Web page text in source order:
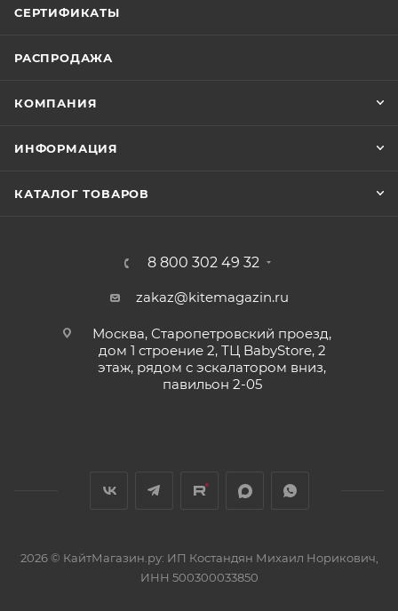
СЕРТИФИКАТЫ
РАСПРОДАЖА
КОМПАНИЯ
ИНФОРМАЦИЯ
КАТАЛОГ ТОВАРОВ
8 800 302 49 32
zakaz@kitemagazin.ru
Москва, Старопетровский проезд,
дом 1 строение 2, ТЦ BabyStore, 2
этаж, рядом с эскалатором вниз,
павильон 2-05
2026 © КайтМагазин.ру: ИП Костандян Михаил Норикович,
ИНН 500300033850